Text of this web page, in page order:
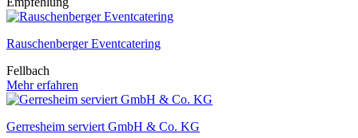
Rauschenberger Eventcatering
Fellbach
Mehr erfahren
Gerresheim serviert GmbH & Co. KG